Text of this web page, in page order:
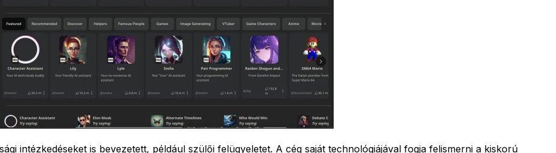
intézkedéseket is bevezetett, például szülői felügyeletet. A cég saját technológiájával fogja felismerni a kiskorú